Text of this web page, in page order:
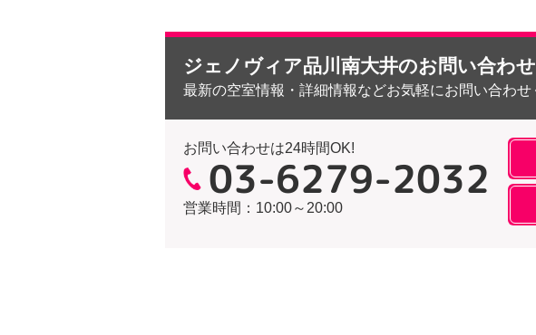
ジェノヴィア品川南大井のお問い合わせ
最新の空室情報・詳細情報などお気軽にお問い合わせ
お問い合わせは24時間OK!
03-6279-2032
営業時間：10:00～20:00